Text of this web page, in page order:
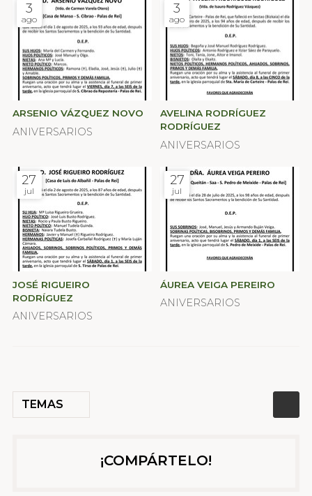
TEMAS
3
ago
ARSENIO VÁZQUEZ NOVO
ANIVERSARIOS
3
ago
AVELINA RODRÍGUEZ
RODRÍGUEZ
ANIVERSARIOS
27
jul
JOSÉ RIGUEIRO
RODRÍGUEZ
ANIVERSARIOS
27
jul
ÁUREA VEIGA PEREIRO
ANIVERSARIOS
¡COMPÁRTELO!